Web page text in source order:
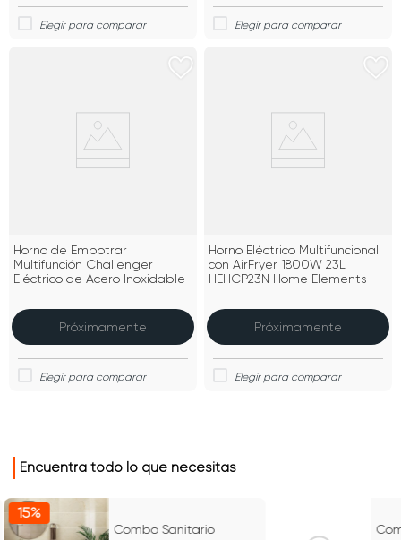
Horno de Empotrar
Multifunción Challenger
Eléctrico de Acero Inoxidable
Próximamente
Horno Eléctrico Multifuncional
con AirFryer 1800W 23L
HEHCP23N Home Elements
Próximamente
Encuentra todo lo que necesitas
15%
Combo Sanitario